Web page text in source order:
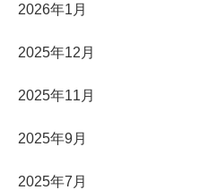
2026年1月
2025年12月
2025年11月
2025年9月
2025年7月